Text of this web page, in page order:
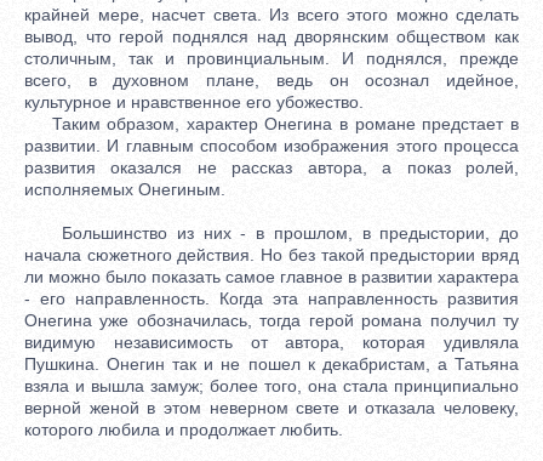
крайней мере, насчет света. Из всего этого можно сделать
вывод, что герой поднялся над дворянским обществом как
столичным, так и провинциальным. И поднялся, прежде
всего, в духовном плане, ведь он осознал идейное,
культурное и нравственное его убожество.
Таким образом, характер Онегина в романе предстает в
развитии. И главным способом изображения этого процесса
развития оказался не рассказ автора, а показ ролей,
исполняемых Онегиным.
Большинство из них - в прошлом, в предыстории, до
начала сюжетного действия. Но без такой предыстории вряд
ли можно было показать самое главное в развитии характера
- его направленность. Когда эта направленность развития
Онегина уже обозначилась, тогда герой романа получил ту
видимую независимость от автора, которая удивляла
Пушкина. Онегин так и не пошел к декабристам, а Татьяна
взяла и вышла замуж; более того, она стала принципиально
верной женой в этом неверном свете и отказала человеку,
которого любила и продолжает любить.